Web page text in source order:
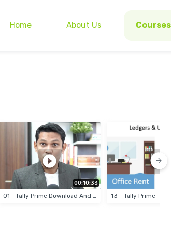
Home About Us Courses
01 - Tally Prime Download And Install Tally-1
00:10:33